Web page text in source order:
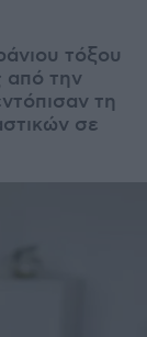
τόξου
από την
τη
σε